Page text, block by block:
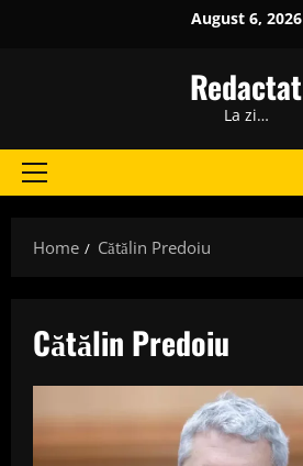
August 6, 2026
Redactat
La zi…
Primary
Home
Cătălin Predoiu
Cătălin Predoiu